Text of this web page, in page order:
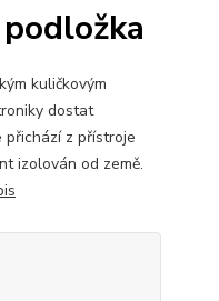
kuličkovým
dostat
přichází z přístroje
izolován od země.